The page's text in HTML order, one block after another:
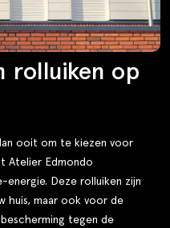
rolluiken op
ooit om te kiezen voor
Atelier Edmondo
Deze rolluiken zijn
huis, maar ook voor de
tegen de